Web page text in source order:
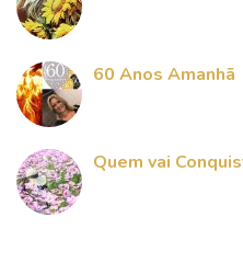
60 Anos Amanhã
Quem vai